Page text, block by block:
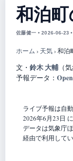
和泊
佐藤健一 • 2026-06-23
ホーム › 天気›和泊
文・ 鈴木 大輔 （
予報データ：
ライブ予報は自
2026年6月23日
データは気象庁
経由で利用してい